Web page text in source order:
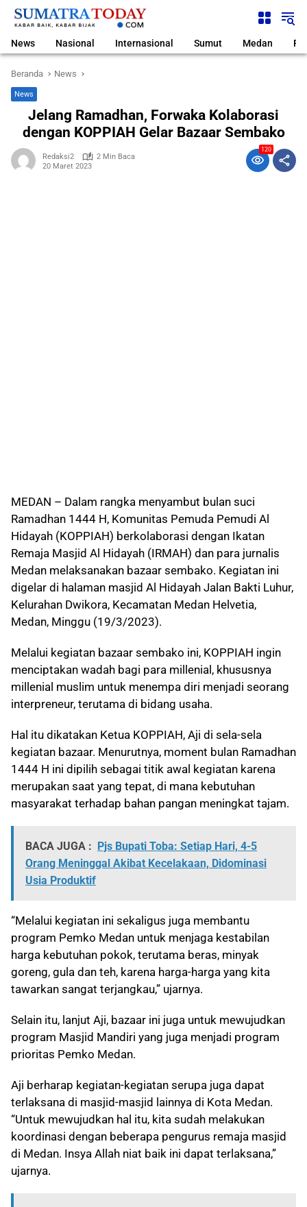
Langsung
News Nasional Internasional Sumut Medan
Beranda News
News
Jelang Ramadhan, Forwaka Kolaborasi
dengan KOPPIAH Gelar Bazaar Sembako
Redaksi2
2 Min Baca
20 Maret 2023
120
MEDAN – Dalam rangka menyambut bulan suci
Ramadhan 1444 H, Komunitas Pemuda Pemudi Al
Hidayah (KOPPIAH) berkolaborasi dengan Ikatan
Remaja Masjid Al Hidayah (IRMAH) dan para jurnalis
Medan melaksanakan bazaar sembako. Kegiatan ini
digelar di halaman masjid Al Hidayah Jalan Bakti Luhur,
Kelurahan Dwikora, Kecamatan Medan Helvetia,
Medan, Minggu (19/3/2023).
Melalui kegiatan bazaar sembako ini, KOPPIAH ingin
menciptakan wadah bagi para millenial, khususnya
millenial muslim untuk menempa diri menjadi seorang
interpreneur, terutama di bidang usaha.
Hal itu dikatakan Ketua KOPPIAH, Aji di sela-sela
kegiatan bazaar. Menurutnya, moment bulan Ramadhan
1444 H ini dipilih sebagai titik awal kegiatan karena
merupakan saat yang tepat, di mana kebutuhan
masyarakat terhadap bahan pangan meningkat tajam.
BACA JUGA : Pjs Bupati Toba: Setiap Hari, 4-5
Orang Meninggal Akibat Kecelakaan, Didominasi
Usia Produktif
“Melalui kegiatan ini sekaligus juga membantu
program Pemko Medan untuk menjaga kestabilan
harga kebutuhan pokok, terutama beras, minyak
goreng, gula dan teh, karena harga-harga yang kita
tawarkan sangat terjangkau,” ujarnya.
Selain itu, lanjut Aji, bazaar ini juga untuk mewujudkan
program Masjid Mandiri yang juga menjadi program
prioritas Pemko Medan.
Aji berharap kegiatan-kegiatan serupa juga dapat
terlaksana di masjid-masjid lainnya di Kota Medan.
“Untuk mewujudkan hal itu, kita sudah melakukan
koordinasi dengan beberapa pengurus remaja masjid
di Medan. Insya Allah niat baik ini dapat terlaksana,”
ujarnya.